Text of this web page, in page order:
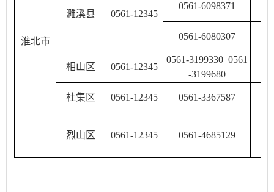
淮北市
濉溪县 0561-12345
0561-6098371
0561-6080307
相山区 0561-12345
0561-3199330 0561
-3199680
杜集区 0561-12345 0561-3367587
烈山区 0561-12345 0561-4685129